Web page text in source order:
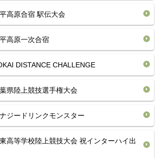
高原合宿 駅伝大会
高原一次合宿
DISTANCE CHALLENGE
県陸上競技選手権大会
ジードリンクモンスター
高等学校陸上競技大会 祝インターハイ出